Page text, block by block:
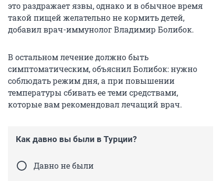
это раздражает язвы, однако и в обычное время
такой пищей желательно не кормить детей,
добавил врач-иммунолог Владимир Болибок.
В остальном лечение должно быть
симптоматическим, объяснил Болибок: нужно
соблюдать режим дня, а при повышении
температуры сбивать ее теми средствами,
которые вам рекомендовал лечащий врач.
Как давно вы были в Турции?
Давно не были